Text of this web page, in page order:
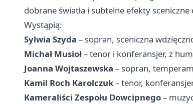
dobrane światła i subtelne efekty
Wystąpią:
Sylwia Szyda – sopran, sceniczna
Michał Musioł– tenor i konferansjer, z
Joanna Wojtaszewska – sopran,
Kamil Roch Karolczuk– tenor,
Kameraliści Zespołu Dowcipnego–